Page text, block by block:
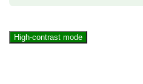
High-contrast mode